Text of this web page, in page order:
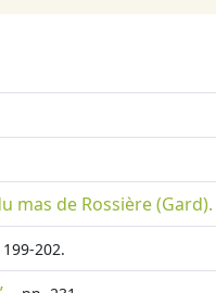
mas de Rossière (Gard).
202.